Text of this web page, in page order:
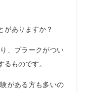
がありますか？
、プラークがつい
ものです。
がある方も多いの